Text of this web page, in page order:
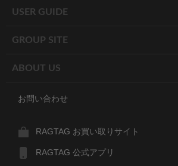
USER GUIDE
GROUP SITE
ABOUT US
お問い合わせ
RAGTAG お買い取りサイト
RAGTAG 公式アプリ